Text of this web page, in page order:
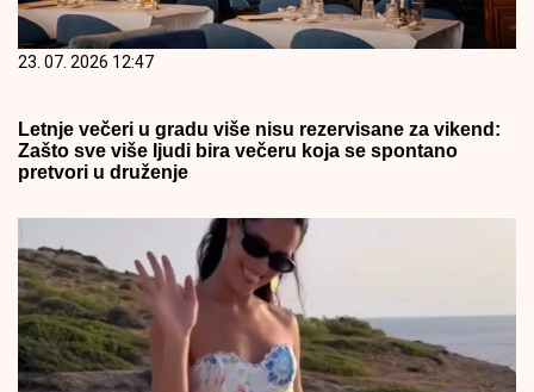
23. 07. 2026 12:47
Letnje večeri u gradu više nisu rezervisane za vikend:
Zašto sve više ljudi bira večeru koja se spontano
pretvori u druženje